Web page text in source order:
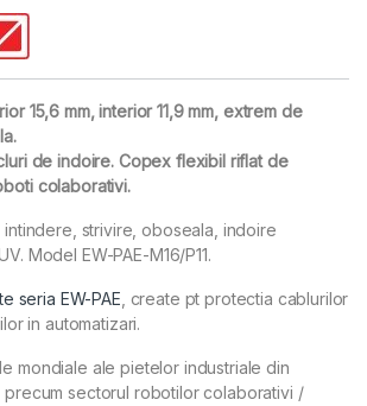
15,6 mm, interior 11,9 mm, extrem de
de indoire. Copex flexibil riflat de
colaborativi.
intindere, strivire, oboseala, indoire
Model EW-PAE-M16/P11.
seria EW-PAE , create pt protectia cablurilor
in automatizari.
mondiale ale pietelor industriale din
precum sectorul robotilor colaborativi /